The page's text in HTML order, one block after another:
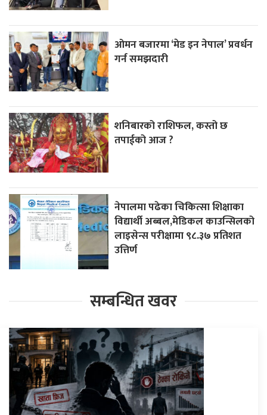
ओमन बजारमा ‘मेड इन नेपाल’ प्रवर्धन
गर्न समझदारी
शनिबारको राशिफल, कस्तो छ
तपाईको आज ?
नेपालमा पढेका चिकित्सा शिक्षाका
विद्यार्थी अब्बल,मेडिकल काउन्सिलको
लाइसेन्स परीक्षामा ९८.३७ प्रतिशत
उत्तिर्ण
सम्बन्धित खवर